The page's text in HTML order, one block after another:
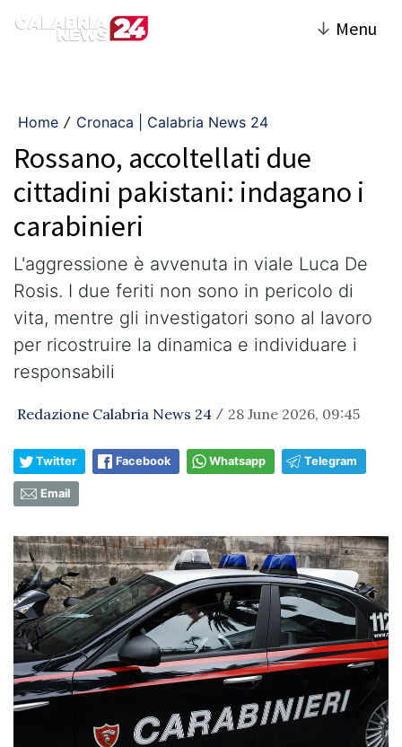
↓ Menu
Home / Cronaca | Calabria News 24
Rossano, accoltellati due
cittadini pakistani: indagano i
carabinieri
L'aggressione è avvenuta in viale Luca De
Rosis. I due feriti non sono in pericolo di
vita, mentre gli investigatori sono al lavoro
per ricostruire la dinamica e individuare i
responsabili
Redazione Calabria News 24 / 28 June 2026, 09:45
Twitter Facebook Whatsapp Telegram
Email